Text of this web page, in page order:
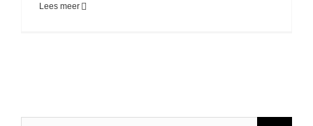
Lees meer